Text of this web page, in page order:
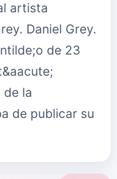
artista
Daniel Grey.
de 23
de la
de publicar su